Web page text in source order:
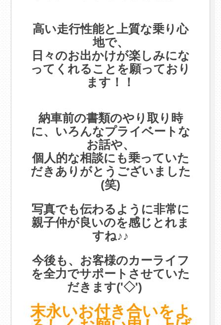
高い走行性能と上質な乗り心
地で、
日々のお出かけが楽しみにな
ってくれることを願っており
ます！！
納車前の書類のやり取り時
に、いろんなプライベートな
お話や、
個人的な相談にも乗っていた
だきありがとうございました
(笑)
写真でも伝わるように非常に
親子仲が良いのを感じとれま
すね♪♪
今後も、お客様のカーライフ
を全力でサポートさせていた
だきます('◇')ゞ
末永いお付き合いをよ